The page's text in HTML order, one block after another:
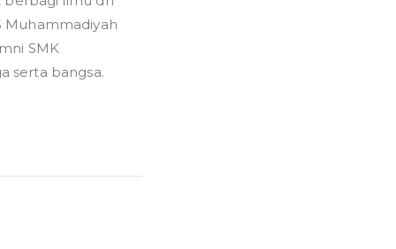
Muhammadiyah
SMK
serta bangsa.